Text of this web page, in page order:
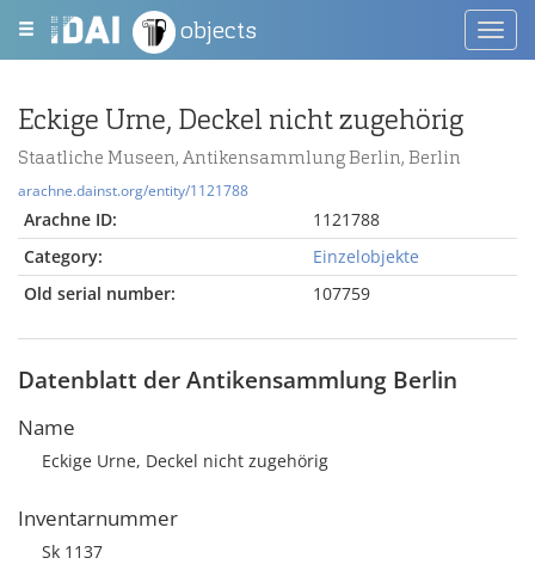
objects
Eckige Urne, Deckel nicht zugehörig
Staatliche Museen, Antikensammlung Berlin, Berlin
arachne.dainst.org/entity/1121788
Arachne ID:
1121788
Category:
Einzelobjekte
Old serial number:
107759
Datenblatt der Antikensammlung Berlin
Name
Eckige Urne, Deckel nicht zugehörig
Inventarnummer
Sk 1137